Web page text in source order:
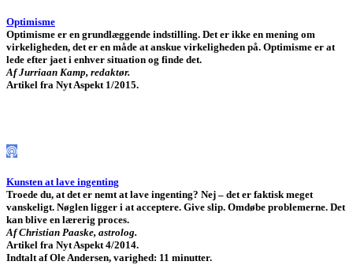
Optimisme
Optimisme er en grundlæggende indstilling. Det er ikke en mening om
virkeligheden, det er en måde at anskue virkeligheden på. Optimisme er at
lede efter jaet i enhver situation og finde det.
Af Jurriaan Kamp, redaktør.
Artikel fra Nyt Aspekt 1/2015.
Kunsten at lave ingenting
Troede du, at det er nemt at lave ingenting? Nej – det er faktisk meget
vanskeligt. Nøglen ligger i at acceptere. Give slip. Omdøbe problemerne. Det
kan blive en lærerig proces.
Af Christian Paaske, astrolog.
Artikel fra Nyt Aspekt 4/2014.
Indtalt af Ole Andersen, varighed: 11 minutter.